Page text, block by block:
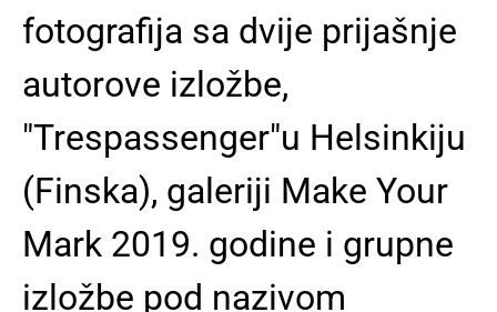
fotografija sa dvije prijašnje
autorove izložbe,
"Trespassenger"u Helsinkiju
(Finska), galeriji Make Your
Mark 2019. godine i grupne
izložbe pod nazivom